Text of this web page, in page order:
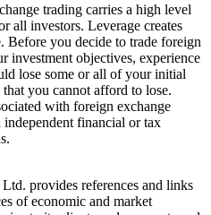
trading carries a high level
all investors. Leverage creates
Before you decide to trade foreign
investment objectives, experience
lose some or all of your initial
you cannot afford to lose.
with foreign exchange
financial or tax
provides references and links
of economic and market